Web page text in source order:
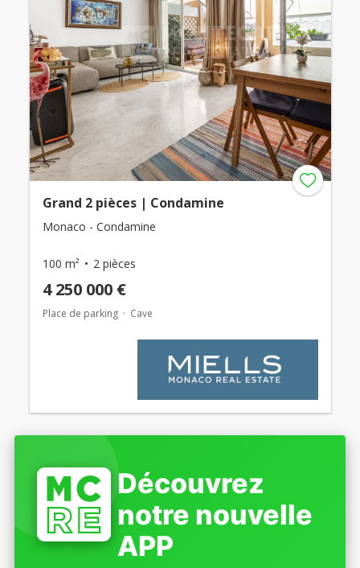
Grand 2 pièces | Condamine
Monaco - Condamine
100 m² 2 pièces
4 250 000 €
Place de parking Cave
Découvrez
notre nouvelle
APP